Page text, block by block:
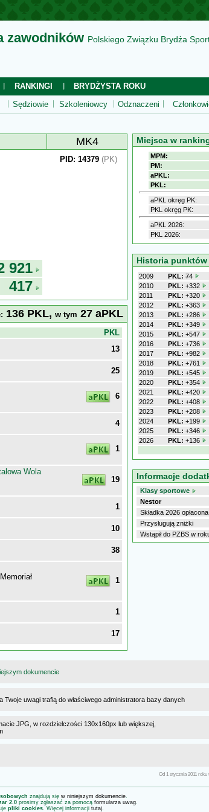
zawodników Polskiego Związku Brydża
RANKINGI
BRYDŻYSTA ROKU
Sędziowie Szkoleniowcy Odznaczeni
MK4
921
417
PID: 14379 (PK)
136 PKL, w tym 27 aPKL
PKL
13
25
6
4
1
Wola
19
1
10
38
1
1
17
Miejsca w
MPM:
PM:
aPKL:
PKL:
aPKL okręg PK:
PKL okręg PK:
aPKL 2026:
PKL 2026:
Historia punktów
2009 PKL: 74
2010
PKL: +332
2011
PKL: +320
2012
PKL: +363
2013
PKL: +286
2014
PKL: +349
2015
PKL: +547
2016
PKL: +736
2017
PKL: +982
2018
PKL: +761
2019
PKL: +545
2020
PKL: +354
2021
PKL: +420
2022
PKL: +408
2023
PKL: +208
2024
PKL: +199
2025
PKL: +346
2026
PKL: +136
Informacje
Klasy sportowe
Nestor
Składka 2026
Przysługują zniżki
Wstąpił do PZBS w
dokumencie
, a Twoje uwagi trafią do właściwego administratora bazy danych
JPG, w rozdzielczości 130x160px lub większej,
Od 1 stycznia 2011 roku
znajdują się w niniejszym dokumencie.
2.0 prosimy zgłaszać za pomocą formularza uwag.
pliki cookies. Więcej informacji tutaj.